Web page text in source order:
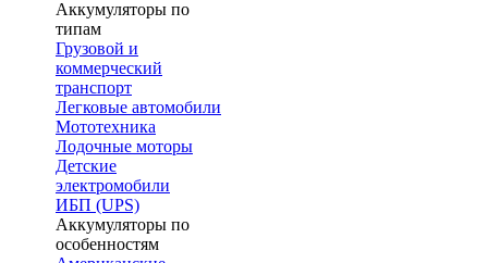
Аккумуляторы по
типам
Грузовой и
коммерческий
транспорт
Легковые автомобили
Мототехника
Лодочные моторы
Детские
электромобили
ИБП (UPS)
Аккумуляторы по
особенностям